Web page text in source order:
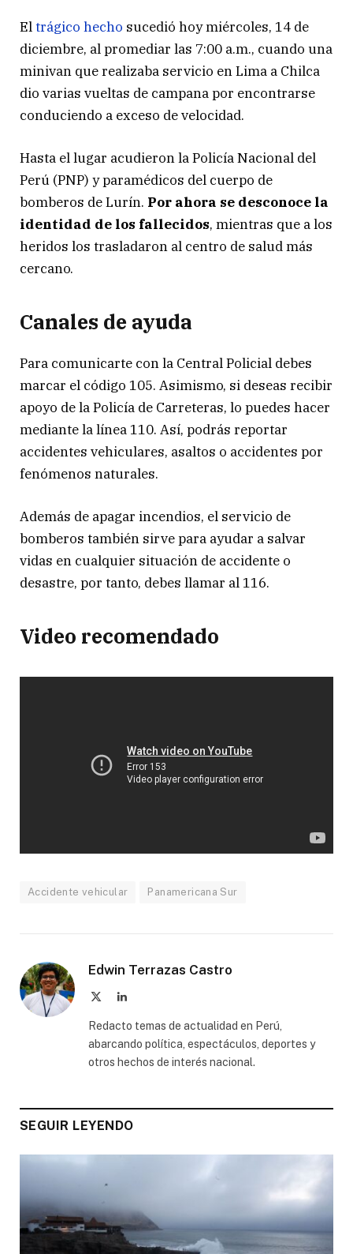
Eltrágico hecho sucedió hoy miércoles, 14 de
diciembre, al promediar las 7:00 a.m., cuando una
minivan que realizaba servicio en Lima a Chilca
dio varias vueltas de campana por encontrarse
conduciendo a exceso de velocidad.
Hasta el lugar acudieron la Policía Nacional del
Perú (PNP) y paramédicos del cuerpo de
bomberos de Lurín. Por ahora se desconoce la
identidad de los fallecidos, mientras que a los
heridos los trasladaron al centro de salud más
cercano.
Canales de ayuda
Para comunicarte con la Central Policial debes
marcar el código 105. Asimismo, si deseas recibir
apoyo de la Policía de Carreteras, lo puedes hacer
mediante la línea 110. Así, podrás reportar
accidentes vehiculares, asaltos o accidentes por
fenómenos naturales.
Además de apagar incendios, el servicio de
bomberos también sirve para ayudar a salvar
vidas en cualquier situación de accidente o
desastre, por tanto, debes llamar al 116.
Video recomendado
Accidente vehicular Panamericana Sur
Edwin Terrazas Castro
LinkedIn
Redacto temas de actualidad en Perú,
abarcando política, espectáculos, deportes y
otros hechos de interés nacional.
SEGUIR LEYENDO